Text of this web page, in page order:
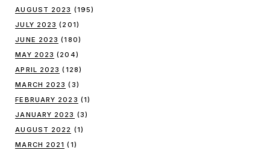
AUGUST 2023 (195)
JULY 2023 (201)
JUNE 2023 (180)
MAY 2023 (204)
APRIL 2023 (128)
MARCH 2023 (3)
FEBRUARY 2023 (1)
JANUARY 2023 (3)
AUGUST 2022 (1)
MARCH 2021 (1)